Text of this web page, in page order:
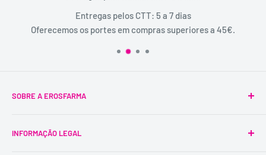
Entregas pelos CTT: 5 a 7 dias
Oferecemos os portes em compras superiores a 45€.
SOBRE A EROSFARMA
Portugal, pioneira na venda de produtos íntimos para
INFORMAÇÃO LEGAL